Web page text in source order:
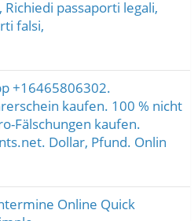
passaporti legali,
falsi,
+16465806302.
kaufen. 100 % nicht
Fälschungen kaufen.
Dollar, Pfund. Onlin
Online Quick